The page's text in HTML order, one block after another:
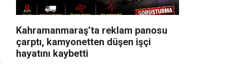
Kahramanmaraş’ta reklam panosu
çarptı, kamyonetten düşen işçi
hayatını kaybetti